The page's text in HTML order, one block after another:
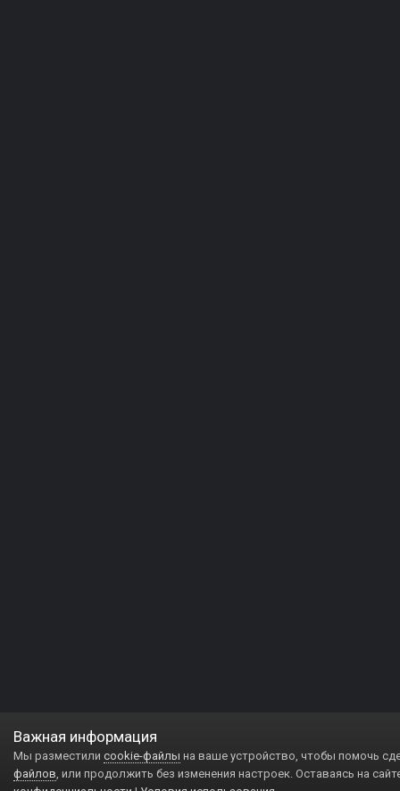
Важная информация
Мы разместили cookie-файлы на ваше устройство, чтобы помочь
файлов, или продолжить без изменения настроек. Оставаясь на